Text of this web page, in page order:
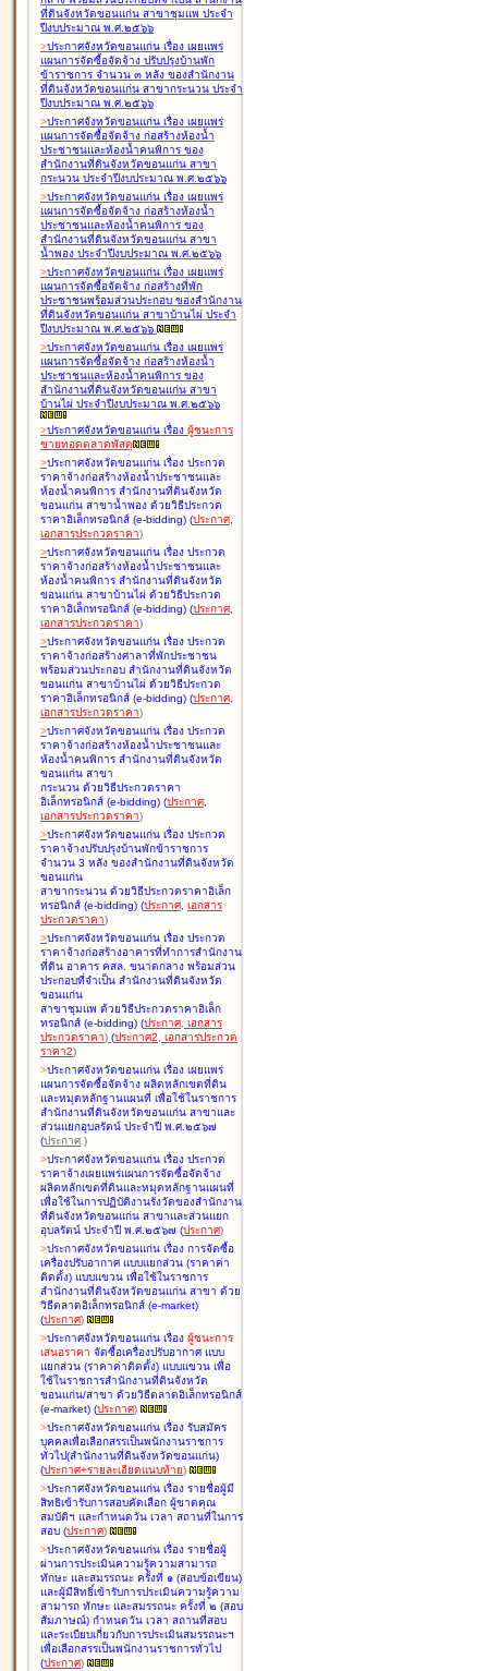
ที่ดินจังหวัดขอนแก่น สาขาชุมแพ ประจำ
ปีงบประมาณ พ.ศ.๒๕๖๖
>ประกาศจังหวัดขอนแก่น เรื่อง เผยแพร่
แผนการจัดซื้อจัดจ้าง ปรับปรุงบ้านพัก
ข้าราชการ จำนวน ๓ หลัง ของสำนักงาน
ที่ดินจังหวัดขอนแก่น สาขากระนวน ประจำ
ปีงบประมาณ พ.ศ.๒๕๖๖
>ประกาศจังหวัดขอนแก่น เรื่อง เผยแพร่
แผนการจัดซื้อจัดจ้าง ก่อสร้างห้องน้ำ
ประชาชนและห้องน้ำคนพิการ ของ
สำนักงานที่ดินจังหวัดขอนแก่น สาขา
กระนวน ประจำปีงบประมาณ พ.ศ.๒๕๖๖
>ประกาศจังหวัดขอนแก่น เรื่อง เผยแพร่
แผนการจัดซื้อจัดจ้าง ก่อสร้างห้องน้ำ
ประชาชนและห้องน้ำคนพิการ ของ
สำนักงานที่ดินจังหวัดขอนแก่น สาขา
น้ำพอง ประจำปีงบประมาณ พ.ศ.๒๕๖๖
>ประกาศจังหวัดขอนแก่น เรื่อง เผยแพร่
แผนการจัดซื้อจัดจ้าง ก่อสร้างที่พัก
ประชาชนพร้อมส่วนประกอบ ของสำนักงาน
ที่ดินจังหวัดขอนแก่น สาขาบ้านไผ่ ประจำ
ปีงบประมาณ พ.ศ.๒๕๖๖
>ประกาศจังหวัดขอนแก่น เรื่อง เผยแพร่
แผนการจัดซื้อจัดจ้าง ก่อสร้างห้องน้ำ
ประชาชนและห้องน้ำคนพิการ ของ
สำนักงานที่ดินจังหวัดขอนแก่น สาขา
บ้านไผ่ ประจำปีงบประมาณ พ.ศ.๒๕๖๖
>ประกาศจังหวัดขอนแก่น เรื่อง ผู้ชนะการ
ขายทอดตลาดพัสดุ
>ประกาศจังหวัดขอนแก่น เรื่อง ประกวด
ราคาจ้างก่อสร้างห้องน้ำประชาชนและ
ห้องน้ำคนพิการ สำนักงานที่ดินจังหวัด
ขอนแก่น สาขาน้ำพอง ด้วยวิธีประกวด
ราคาอิเล็กทรอนิกส์ (e-bidding) (ประกาศ,
เอกสารประกวดราคา)
>ประกาศจังหวัดขอนแก่น เรื่อง ประกวด
ราคาจ้างก่อสร้างห้องน้ำประชาชนและ
ห้องน้ำคนพิการ สำนักงานที่ดินจังหวัด
ขอนแก่น สาขาบ้านไผ่ ด้วยวิธีประกวด
ราคาอิเล็กทรอนิกส์ (e-bidding) (ประกาศ,
เอกสารประกวดราคา)
>ประกาศจังหวัดขอนแก่น เรื่อง ประกวด
ราคาจ้างก่อสร้างศาลาที่พักประชาชน
พร้อมส่วนประกอบ สำนักงานที่ดินจังหวัด
ขอนแก่น สาขาบ้านไผ่ ด้วยวิธีประกวด
ราคาอิเล็กทรอนิกส์ (e-bidding) (ประกาศ,
เอกสารประกวดราคา)
>ประกาศจังหวัดขอนแก่น เรื่อง ประกวด
ราคาจ้างก่อสร้างห้องน้ำประชาชนและ
ห้องน้ำคนพิการ สำนักงานที่ดินจังหวัด
ขอนแก่น สาขา
กระนวน ด้วยวิธีประกวดราคา
อิเล็กทรอนิกส์ (e-bidding) (ประกาศ,
เอกสารประกวดราคา)
>ประกาศจังหวัดขอนแก่น เรื่อง ประกวด
ราคาจ้างปรับปรุงบ้านพักข้าราชการ
จำนวน 3 หลัง ของสำนักงานที่ดินจังหวัด
ขอนแก่น
สาขากระนวน ด้วยวิธีประกวดราคาอิเล็ก
ทรอนิกส์ (e-bidding) (ประกาศ, เอกสาร
ประกวดราคา)
>ประกาศจังหวัดขอนแก่น เรื่อง ประกวด
ราคาจ้างก่อสร้างอาคารที่ทำการสำนักงาน
ที่ดิน อาคาร คสล. ขนาดกลาง พร้อมส่วน
ประกอบที่จำเป็น สำนักงานที่ดินจังหวัด
ขอนแก่น
สาขาชุมแพ ด้วยวิธีประกวดราคาอิเล็ก
ทรอนิกส์ (e-bidding) (ประกาศ, เอกสาร
ประกวดราคา) (ประกาศ2, เอกสารประกวด
ราคา2)
>ประกาศจังหวัดขอนแก่น เรื่อง เผยแพร่
แผนการจัดซื้อจัดจ้าง ผลิตหลักเขตที่ดิน
และหมุดหลักฐานแผนที่ เพื่อใช้ในราชการ
สำนักงานที่ดินจังหวัดขอนแก่น สาขาและ
ส่วนแยกอุบลรัตน์ ประจำปี พ.ศ.๒๕๖๗
(ประกาศ )
>ประกาศจังหวัดขอนแก่น เรื่อง ประกวด
ราคาจ้างเผยแพร่แผนการจัดซื้อจัดจ้าง
ผลิตหลักเขตที่ดินและหมุดหลักฐานแผนที่
เพื่อใช้ในการปฏิบัติงานรังวัดของสำนักงาน
ที่ดินจังหวัดขอนแก่น สาขาและส่วนแยก
อุบลรัตน์ ประจำปี พ.ศ.๒๕๖๗ (ประกาศ)
>ประกาศจังหวัดขอนแก่น เรื่อง การจัดซื้อ
เครื่องปรับอากาศ แบบแยกส่วน (ราคาค่า
ติดตั้ง) แบบแขวน เพื่อใช้ในราชการ
สำนักงานที่ดินจังหวัดขอนแก่น สาขา ด้วย
วิธีตลาดอิเล็กทรอนิกส์ (e-market)
(ประกาศ)
>ประกาศจังหวัดขอนแก่น เรื่อง ผู้ชนะการ
เสนอราคา จัดซื้อเครื่องปรับอากาศ แบบ
แยกส่วน (ราคาค่าติดตั้ง) แบบแขวน เพื่อ
ใช้ในราชการสำนักงานที่ดินจังหวัด
ขอนแก่น/สาขา ด้วยวิธีตลาดอิเล็กทรอนิกส์
(e-market) (ประกาศ)
>ประกาศจังหวัดขอนแก่น เรื่อง รับสมัคร
บุคคลเพื่อเลือกสรรเป็นพนักงานราชการ
ทั่วไป(สำนักงานที่ดินจังหวัดขอนแก่น)
(ประกาศ+รายละเอียดแนบท้าย)
>ประกาศจังหวัดขอนแก่น เรื่อง รายชื่อผู้มี
สิทธิเข้ารับการสอบคัดเลือก ผู้ขาดคุณ
สมบัติฯ และกำหนดวัน เวลา สถานที่ในการ
สอบ (ประกาศ)
>ประกาศจังหวัดขอนแก่น เรื่อง รายชื่อผู้
ผ่านการประเมินความรู้ความสามารถ
ทักษะ และสมรรถนะ ครั้งที่ ๑ (สอบข้อเขียน)
และผู้มีสิทธิ์เข้ารับการประเมินความรู้ความ
สามารถ ทักษะ และสมรรถนะ ครั้งที่ ๒ (สอบ
สัมภาษณ์) กำหนดวัน เวลา สถานที่สอบ
และระเบียบเกี่ยวกับการประเมินสมรรถนะฯ
เพื่อเลือกสรรเป็นพนักงานราชการทั่วไป
(ประกาศ)